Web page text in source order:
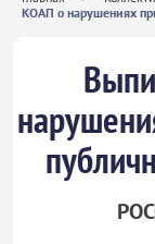
КОАП о нарушениях